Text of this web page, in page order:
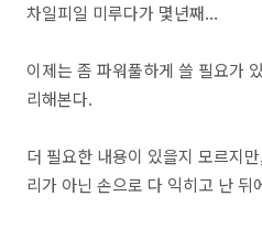
차일피일 미루다가 몇년째...
이제는 좀 파워풀하게 쓸 필요가
리해본다.
더 필요한 내용이 있을지 모르지
리가 아닌 손으로 다 익히고 난 뒤